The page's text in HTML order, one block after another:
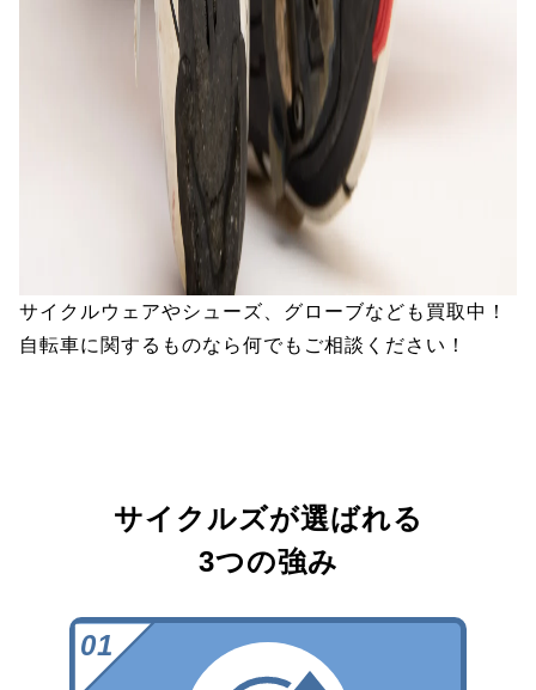
サイクルウェアやシューズ、グローブなども買取中！
自転車に関するものなら何でもご相談ください！
サイクルズが選ばれる
3つの強み